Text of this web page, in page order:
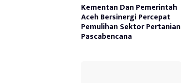
Kementan Dan Pemerintah
Aceh Bersinergi Percepat
Pemulihan Sektor Pertanian
Pascabencana